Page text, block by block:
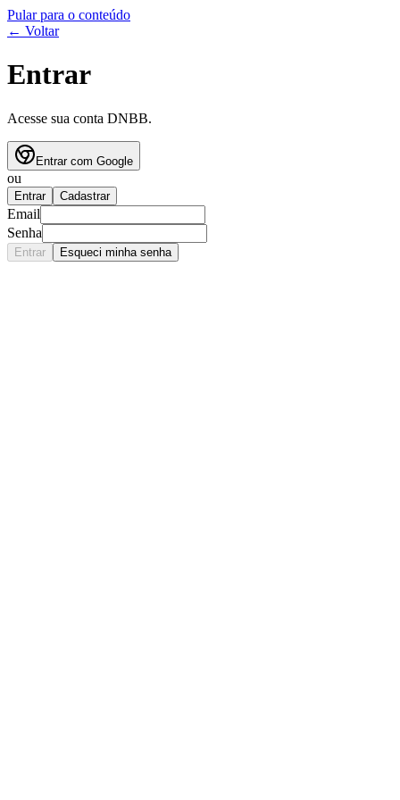
Pular para o conteúdo
← Voltar
Entrar
Acesse sua conta DNBB.
Entrar com Google
ou
Entrar Cadastrar
Email
Senha
Entrar Esqueci minha senha